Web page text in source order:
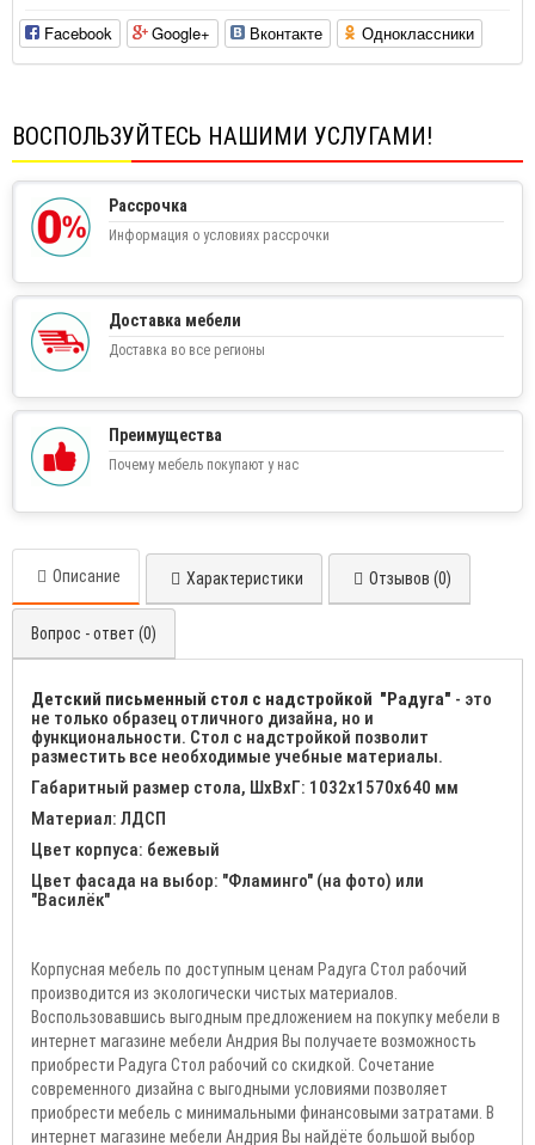
Facebook Google+ Вконтакте Одноклассники
ВОСПОЛЬЗУЙТЕСЬ НАШИМИ УСЛУГАМИ!
Рассрочка
Информация о условиях рассрочки
Доставка мебели
Доставка во все регионы
Преимущества
Почему мебель покупают у нас
Описание Характеристики Отзывов (0)
Вопрос - ответ (0)
Детский письменный стол с надстройкой "Радуга" - это
не только образец отличного дизайна, но и
функциональности. Стол с надстройкой позволит
разместить все необходимые учебные материалы.
Габаритный размер стола, ШхВхГ: 1032х1570х640 мм
Материал: ЛДСП
Цвет корпуса: бежевый
Цвет фасада на выбор: "Фламинго" (на фото) или
"Василёк"
Корпусная мебель по доступным ценам Радуга Стол рабочий
производится из экологически чистых материалов.
Воспользовавшись выгодным предложением на покупку мебели в
интернет магазине мебели Андрия Вы получаете возможность
приобрести Радуга Стол рабочий со скидкой. Сочетание
современного дизайна с выгодными условиями позволяет
приобрести мебель с минимальными финансовыми затратами. В
интернет магазине мебели Андрия Вы найдёте большой выбор